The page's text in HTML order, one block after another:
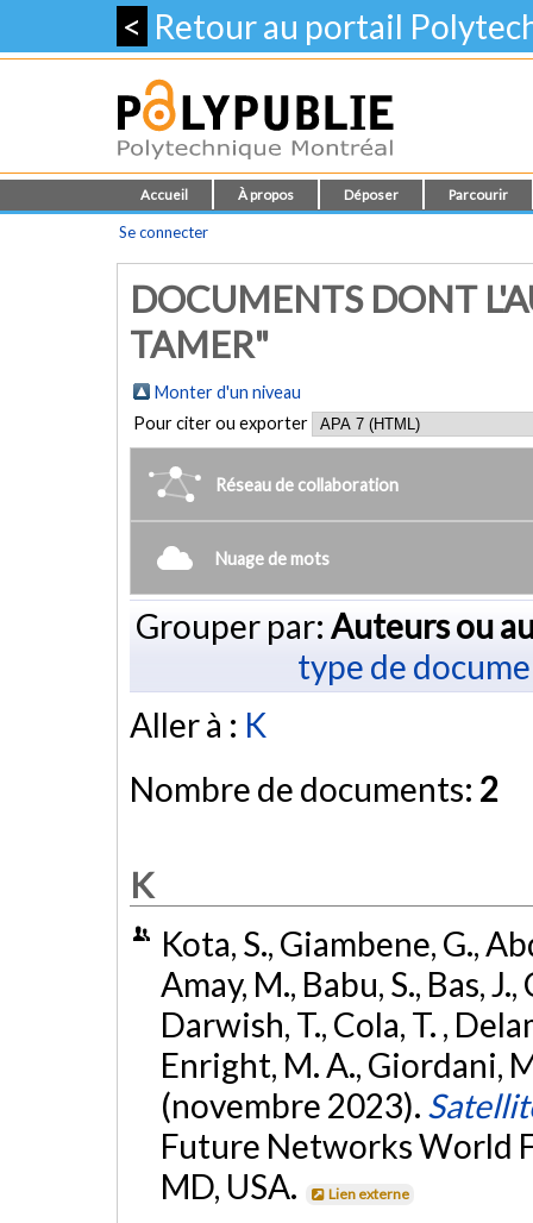
< Retour au portail
Accueil À propos Déposer Parcourir
Se connecter
DOCUMENTS DONT
TAMER"
Monter d'un niveau
Pour citer ou exporter
Réseau de collaboration
Nuage de mots
Grouper par: Auteurs ou
type de
Aller à : K
Nombre de documents: 2
K
Kota, S., Giambene, G.,
Amay, M., Babu, S., Bas,
Darwish, T., Cola, T. ,
Enright, M. A., Giordani,
(novembre 2023).
Future Networks World
MD, USA.
Lien externe